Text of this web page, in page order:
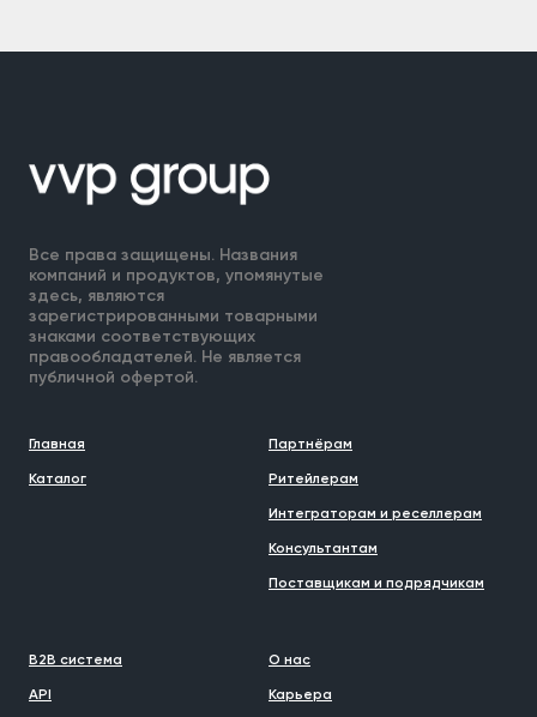
Все права защищены. Названия
компаний и продуктов, упомянутые
здесь, являются
зарегистрированными товарными
знаками соответствующих
правообладателей. Не является
публичной офертой.
Главная
Каталог
Партнёрам
Ритейлерам
Интеграторам и реселлерам
Консультантам
Поставщикам и подрядчикам
B2B система
API
О нас
Карьера